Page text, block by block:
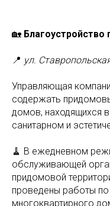
🏡
📍 ул.
Управляющая
содержать
домов, находящихся
санитарном и
🧹 В ежедневном
обслуживающей
придомовой
проведены работы по
многоквартирного